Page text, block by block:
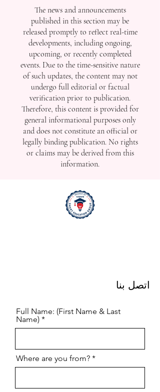
The news and announcements
published in this section may be
released promptly to reflect real-time
developments, including ongoing,
upcoming, or recently completed
events. Due to the time-sensitive nature
of such updates, the content may not
undergo full editorial or factual
verification prior to publication.
Therefore, this content is provided for
general informational purposes only
and does not constitute an official or
legally binding publication. No rights
or claims may be derived from this
information.
اتصل بنا
Full Name: (First Name & Last
Name)
Where are you from?